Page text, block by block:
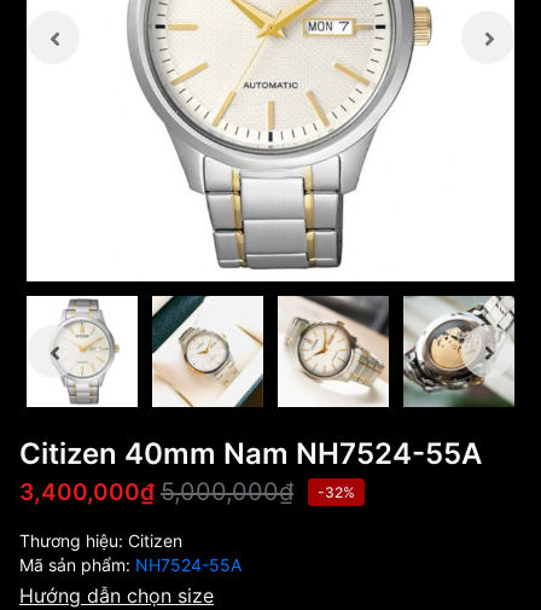
Citizen 40mm Nam NH7524-55A
3,400,000₫ 5,000,000₫ -32%
Thương hiệu: Citizen
Mã sản phẩm: NH7524-55A
Hướng dẫn chọn size